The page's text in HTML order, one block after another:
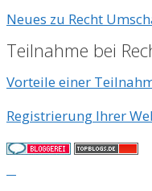
Neues zu Recht
Teilnahme bei
Vorteile einer
Registrierung Ihrer